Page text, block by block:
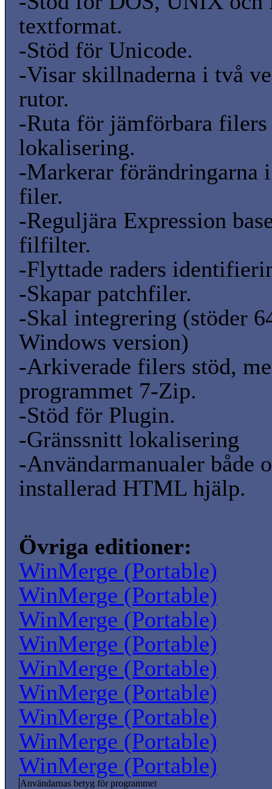
textformat.
-Stöd för Unicode.
-Visar skillnaderna i två
rutor.
-Ruta för jämförbara filers
lokalisering.
-Markerar förändringarna
filer.
-Reguljära Expression
filfilter.
-Flyttade raders
-Skapar patchfiler.
-Skal integrering (stöder
Windows version)
-Arkiverade filers stöd,
programmet 7-Zip.
-Stöd för Plugin.
-Gränssnitt lokalisering
-Användarmanualer både
installerad HTML hjälp.
Övriga editioner:
WinMerge (Portable)
WinMerge (Portable)
WinMerge (Portable)
WinMerge (Portable)
WinMerge (Portable)
WinMerge (Portable)
WinMerge (Portable)
WinMerge (Portable)
WinMerge (Portable)
Användarnas betyg för programmet